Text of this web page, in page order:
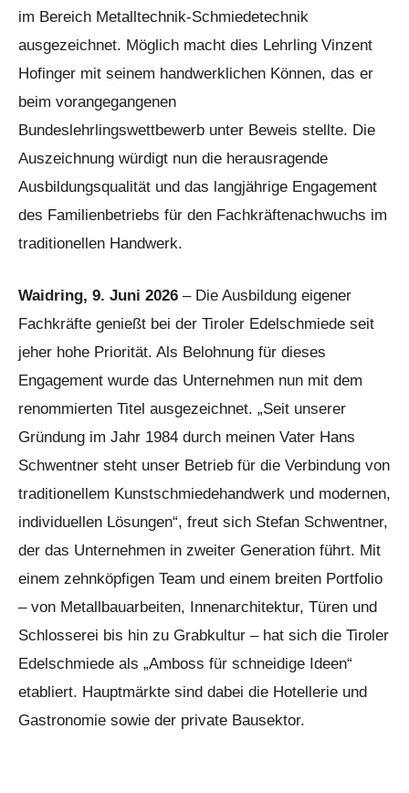
im Bereich Metalltechnik-Schmiedetechnik
ausgezeichnet. Möglich macht dies Lehrling Vinzent
Hofinger mit seinem handwerklichen Können, das er
beim vorangegangenen
Bundeslehrlingswettbewerb unter Beweis stellte. Die
Auszeichnung würdigt nun die herausragende
Ausbildungsqualität und das langjährige Engagement
des Familienbetriebs für den Fachkräftenachwuchs im
traditionellen Handwerk.
Waidring, 9. Juni 2026 – Die Ausbildung eigener
Fachkräfte genießt bei der Tiroler Edelschmiede seit
jeher hohe Priorität. Als Belohnung für dieses
Engagement wurde das Unternehmen nun mit dem
renommierten Titel ausgezeichnet. „Seit unserer
Gründung im Jahr 1984 durch meinen Vater Hans
Schwentner steht unser Betrieb für die Verbindung von
traditionellem Kunstschmiedehandwerk und modernen,
individuellen Lösungen“, freut sich Stefan Schwentner,
der das Unternehmen in zweiter Generation führt. Mit
einem zehnköpfigen Team und einem breiten Portfolio
– von Metallbauarbeiten, Innenarchitektur, Türen und
Schlosserei bis hin zu Grabkultur – hat sich die Tiroler
Edelschmiede als „Amboss für schneidige Ideen“
etabliert. Hauptmärkte sind dabei die Hotellerie und
Gastronomie sowie der private Bausektor.